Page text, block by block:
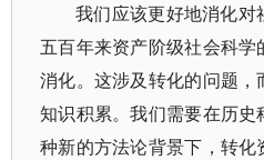
我们应该更好地消化
五百年来资产阶级社会科
消化。这涉及转化的问题
知识积累。我们需要在历
种新的方法论背景下，转